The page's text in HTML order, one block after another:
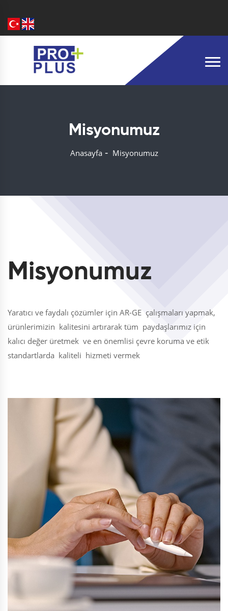
Misyonumuz
Anasayfa Misyonumuz
Misyonumuz
Yaratıcı ve faydalı çözümler için AR-GE çalışmaları yapmak,
ürünlerimizin kalitesini artırarak tüm paydaşlarımız için
kalıcı değer üretmek ve en önemlisi çevre koruma ve etik
standartlarda kaliteli hizmeti vermek